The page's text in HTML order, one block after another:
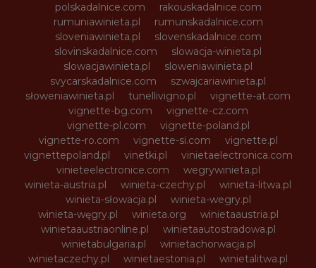
polskadalnice.com
rakouskadalnice.com
rumuniawinieta.pl
rumunskadalnice.com
sloveniawinieta.pl
slovenskadalnice.com
slovinskadalnice.com
slowacja-winieta.pl
slowacjawinieta.pl
sloweniawinieta.pl
svycarskadalnice.com
szwajcariawinieta.pl
słoweniawinieta.pl
tunellivigno.pl
vignette-at.com
vignette-bg.com
vignette-cz.com
vignette-pl.com
vignette-poland.pl
vignette-ro.com
vignette-si.com
vignette.pl
vignettepoland.pl
vinetki.pl
vinietaelectronica.com
vinieteelectronice.com
wegrywinieta.pl
winieta-austria.pl
winieta-czechy.pl
winieta-litwa.pl
winieta-słowacja.pl
winieta-wegry.pl
winieta-węgry.pl
winieta.org
winietaaustria.pl
winietaaustriaonline.pl
winietaautostradowa.pl
winietabulgaria.pl
winietachorwacja.pl
winietaczechy.pl
winietaestonia.pl
winietalitwa.pl